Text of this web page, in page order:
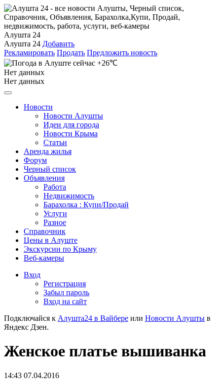
Алушта 24
Алушта 24 Добавить
Рекламировать Продать Предложить новость
+26℃
Нет данных
Нет данных
Новости
Новости Алушты
Идеи для города
Новости Крыма
Статьи
Аренда жилья
Форум
Черный список
Объявления
Работа
Недвижимость
Барахолка : Купи/Продай
Услуги
Разное
Справочник
Цены в Алуште
Экскурсии по Крыму
Веб-камеры
Вход
Регистрация
Забыл пароль
Вход на сайт
Подключайся к Алушта24 в Вайбере или Новости Алушты в
Яндекс Дзен.
Женское платье вышиванка
14:43 07.04.2016